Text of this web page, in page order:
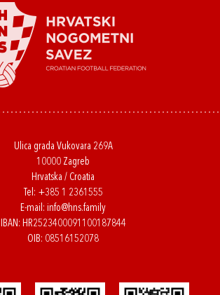
Ulica grada Vukovara 269A
10000 Zagreb
Hrvatska / Croatia
Tel: +385 1 2361555
E-mail: info@hns.family
IBAN: HR2523400091100187844
OIB: 08516152078